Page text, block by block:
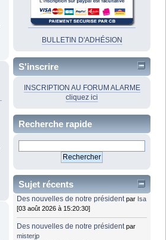
BULLETIN D'ADHÉSION
S'inscrire
INSCRIPTION AU FORUM ALARME
cliquez ici
Recherche rapide
Sujet récents
Des nouvelles de notre président par Isa
[03 août 2026 à 15:20:30]
Des nouvelles de notre président par
misterjp